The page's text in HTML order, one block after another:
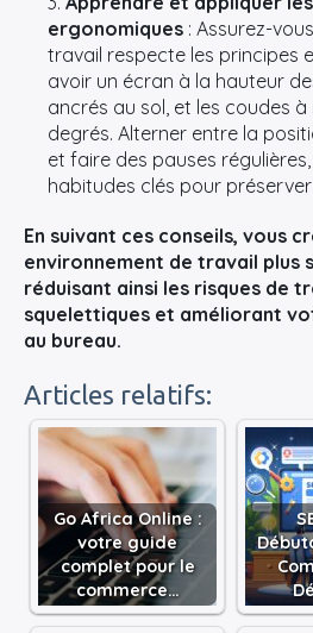
ergonomiques : Assurez-
travail respecte les principes
avoir un écran à la hauteur
ancrés au sol, et les coudes
degrés. Alterner entre la
et faire des pauses
habitudes clés pour
En suivant ces conseils, vous
environnement de travail plus
réduisant ainsi les risques de
squelettiques et améliorant
au bureau.
Articles relatifs:
Go Africa Online :
votre guide
complet pour le
commerce…